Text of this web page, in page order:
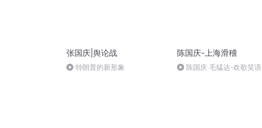
张国庆|舆论战
特朗普的新形象
陈国庆-上海滑稽
陈国庆 毛猛达-欢歌笑语